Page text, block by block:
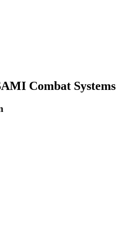
Combat Systems